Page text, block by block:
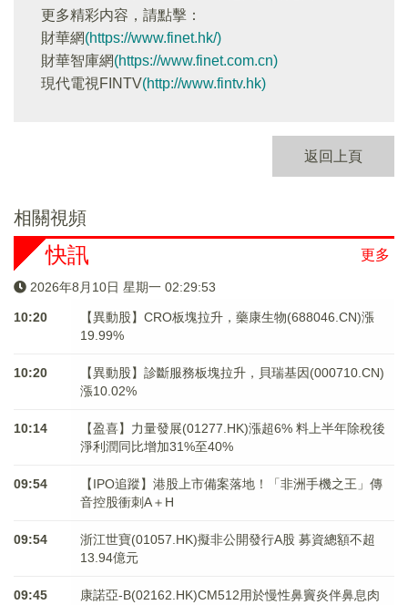
更多精彩内容，請點擊：
財華網(https://www.finet.hk/)
財華智庫網(https://www.finet.com.cn)
現代電視FINTV(http://www.fintv.hk)
返回上頁
相關視頻
更多
快訊
2026年8月10日 星期一 02:29:54
10:20
【異動股】CRO板塊拉升，藥康生物(688046.CN)漲
19.99%
10:20
【異動股】診斷服務板塊拉升，貝瑞基因(000710.CN)
漲10.02%
10:14
【盈喜】力量發展(01277.HK)漲超6% 料上半年除稅後
淨利潤同比增加31%至40%
09:54
【IPO追蹤】港股上市備案落地！「非洲手機之王」傳
音控股衝刺A＋H
09:54
浙江世寶(01057.HK)擬非公開發行A股 募資總額不超
13.94億元
09:45
康諾亞-B(02162.HK)CM512用於慢性鼻竇炎伴鼻息肉